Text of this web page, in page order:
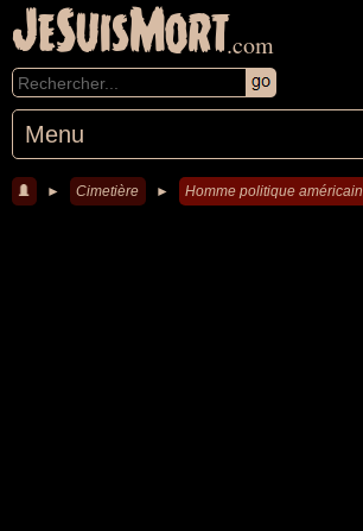
JeSuisMort.com
Menu
► Cimetière ► Homme politique américain